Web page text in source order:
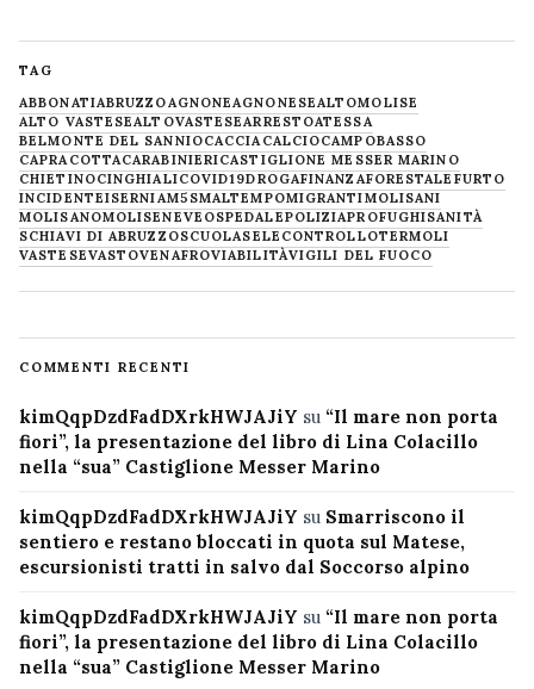
TAG
ABBONATIABRUZZOAGNONEAGNONESEALTOMOLISE
ALTO VASTESEALTOVASTESEARRESTOATESSA
BELMONTE DEL SANNIOCACCIACALCIOCAMPOBASSO
CAPRACOTTACARABINIERICASTIGLIONE MESSER MARINO
CHIETINOCINGHIALICOVID19DROGAFINANZAFORESTALE FURTO
INCIDENTEISERNIAM5SMALTEMPOMIGRANTIMOLISANI
MOLISANOMOLISENEVE OSPEDALEPOLIZIAPROFUGHISANITÀ
SCHIAVI DI ABRUZZOSCUOLASELECONTROLLOTERMOLI
VASTESEVASTOVENAFROVIABILITÀVIGILI DEL FUOCO
COMMENTI RECENTI
kimQqpDzdFadDXrkHWJAJiY su “Il mare non porta
fiori”, la presentazione del libro di Lina Colacillo
nella “sua” Castiglione Messer Marino
kimQqpDzdFadDXrkHWJAJiY su Smarriscono il
sentiero e restano bloccati in quota sul Matese,
escursionisti tratti in salvo dal Soccorso alpino
kimQqpDzdFadDXrkHWJAJiY su “Il mare non porta
fiori”, la presentazione del libro di Lina Colacillo
nella “sua” Castiglione Messer Marino